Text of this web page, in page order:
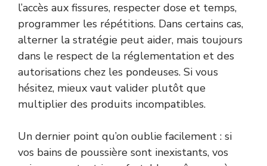
l’accès aux fissures, respecter dose et temps,
programmer les répétitions. Dans certains cas,
alterner la stratégie peut aider, mais toujours
dans le respect de la réglementation et des
autorisations chez les pondeuses. Si vous
hésitez, mieux vaut valider plutôt que
multiplier des produits incompatibles.
Un dernier point qu’on oublie facilement : si
vos bains de poussière sont inexistants, vos